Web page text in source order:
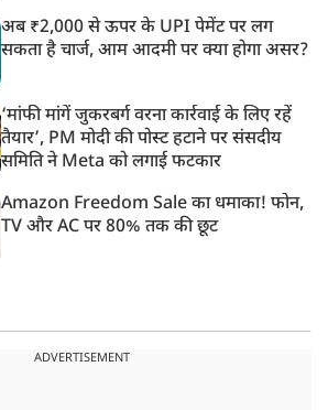
अब ₹2,000 से ऊपर के UPI पेमेंट पर लग
सकता है चार्ज, आम आदमी पर क्या होगा असर?
‘मांफी मांगें जुकरबर्ग वरना कार्रवाई के लिए रहें
तैयार’, PM मोदी की पोस्ट हटाने पर संसदीय
समिति ने Meta को लगाई फटकार
Amazon Freedom Sale का धमाका! फोन,
TV और AC पर 80% तक की छूट
ADVERTISEMENT